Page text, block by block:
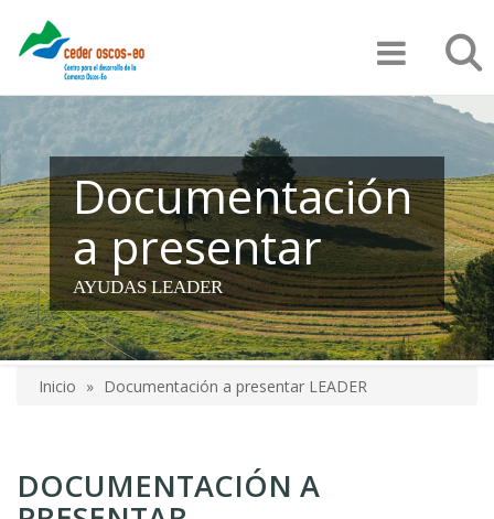
contenido
Documentación
a presentar
AYUDAS LEADER
de
Inicio Documentación a presentar LEADER
DOCUMENTACIÓN A